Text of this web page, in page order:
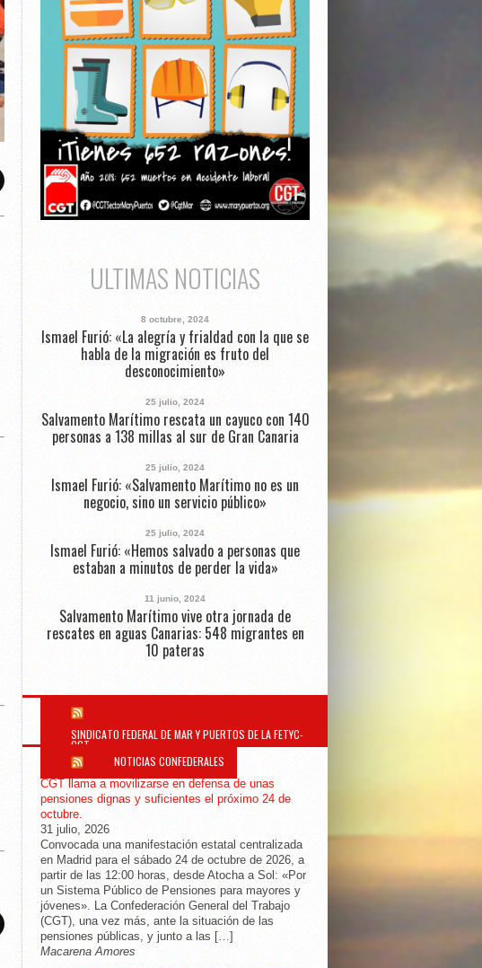
ULTIMAS NOTICIAS
8 octubre, 2024
Ismael Furió: «La alegría y frialdad con la que se
habla de la migración es fruto del
desconocimiento»
25 julio, 2024
Salvamento Marítimo rescata un cayuco con 140
personas a 138 millas al sur de Gran Canaria
25 julio, 2024
Ismael Furió: «Salvamento Marítimo no es un
negocio, sino un servicio público»
25 julio, 2024
Ismael Furió: «Hemos salvado a personas que
estaban a minutos de perder la vida»
11 junio, 2024
Salvamento Marítimo vive otra jornada de
rescates en aguas Canarias: 548 migrantes en
10 pateras
SINDICATO FEDERAL DE MAR Y PUERTOS DE LA FETYC-
CGT
NOTICIAS CONFEDERALES
CGT llama a movilizarse en defensa de unas
pensiones dignas y suficientes el próximo 24 de
octubre.
31 julio, 2026
Convocada una manifestación estatal centralizada
en Madrid para el sábado 24 de octubre de 2026, a
partir de las 12:00 horas, desde Atocha a Sol: «Por
un Sistema Público de Pensiones para mayores y
jóvenes». La Confederación General del Trabajo
(CGT), una vez más, ante la situación de las
pensiones públicas, y junto a las […]
Macarena Amores